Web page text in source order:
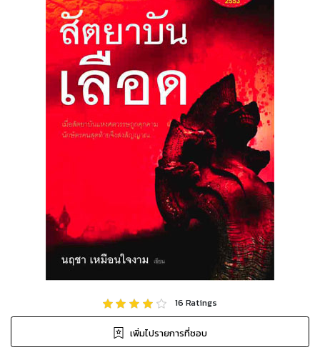
16 Ratings
เพิ่มไปรายการที่ชอบ